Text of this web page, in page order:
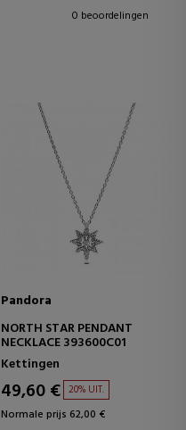
0 beoordelingen
Pandora
NORTH STAR PENDANT
NECKLACE 393600C01
Kettingen
49,60 € 20% UIT.
Normale prijs 62,00 €